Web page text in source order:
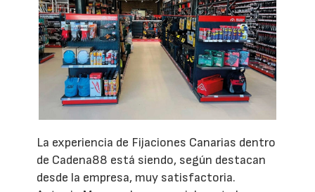
La experiencia de Fijaciones Canarias dentro
de Cadena88 está siendo, según destacan
desde la empresa, muy satisfactoria.